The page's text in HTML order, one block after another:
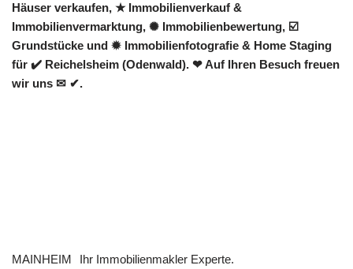
Häuser verkaufen, ★ Immobilienverkauf &
Immobilienvermarktung, ✺ Immobilienbewertung, ☑️
Grundstücke und ✹ Immobilienfotografie & Home Staging
für ✔️ Reichelsheim (Odenwald). ❤ Auf Ihren Besuch freuen
wir uns ✉ ✔.
MAINHEIM Ihr Immobilienmakler Experte.